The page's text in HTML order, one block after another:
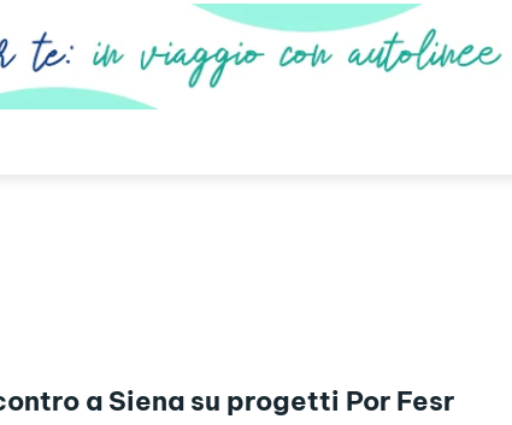
a Siena su progetti Por Fesr